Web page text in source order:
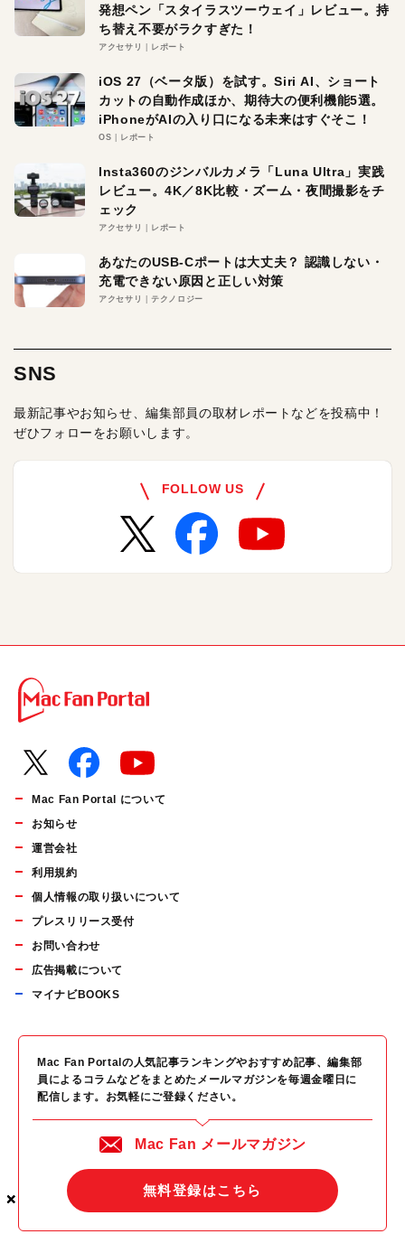
×
×
×
発想ペン「スタイラスツーウェイ」レビュー。持
ち替え不要がラクすぎた！
アクセサリ レポート
iOS 27（ベータ版）を試す。Siri AI、ショート
カットの自動作成ほか、期待大の便利機能5選。
iPhoneがAIの入り口になる未来はすぐそこ！
OS レポート
Insta360のジンバルカメラ「Luna Ultra」実践
レビュー。4K／8K比較・ズーム・夜間撮影をチ
ェック
アクセサリ レポート
あなたのUSB-Cポートは大丈夫？ 認識しない・
充電できない原因と正しい対策
アクセサリ テクノロジー
SNS
最新記事やお知らせ、編集部員の取材レポートなどを投稿中！
ぜひフォローをお願いします。
FOLLOW US
Mac Fan Portal について
お知らせ
運営会社
利用規約
個人情報の取り扱いについて
プレスリリース受付
お問い合わせ
広告掲載について
マイナビBOOKS
Mac Fan Portalの人気記事ランキングやおすすめ記事、編集部
員によるコラムなどをまとめたメールマガジンを毎週金曜日に
配信します。お気軽にご登録ください。
Mac Fan メールマガジン
無料登録はこちら